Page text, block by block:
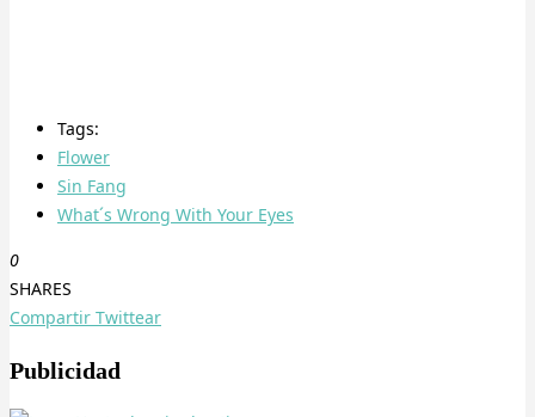
Tags:
Flower
Sin Fang
What´s Wrong With Your Eyes
0
SHARES
Compartir Twittear
Publicidad